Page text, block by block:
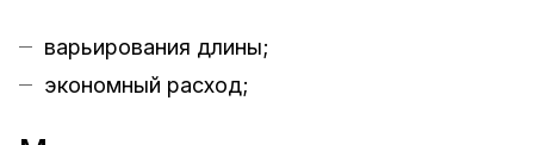
варьирования длины;
экономный расход;